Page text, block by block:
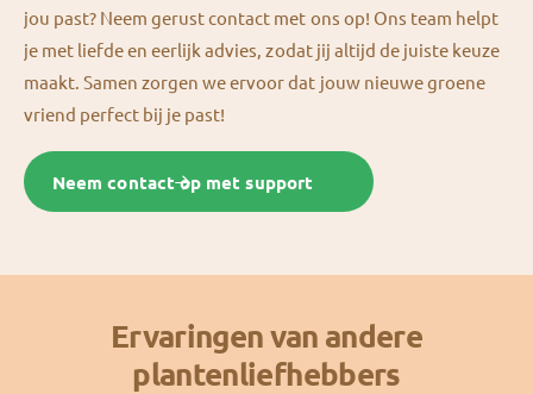
jou past? Neem gerust contact met ons op! Ons team helpt
je met liefde en eerlijk advies, zodat jij altijd de juiste keuze
maakt. Samen zorgen we ervoor dat jouw nieuwe groene
vriend perfect bij je past!
Neem contact op met support
Ervaringen van andere
plantenliefhebbers